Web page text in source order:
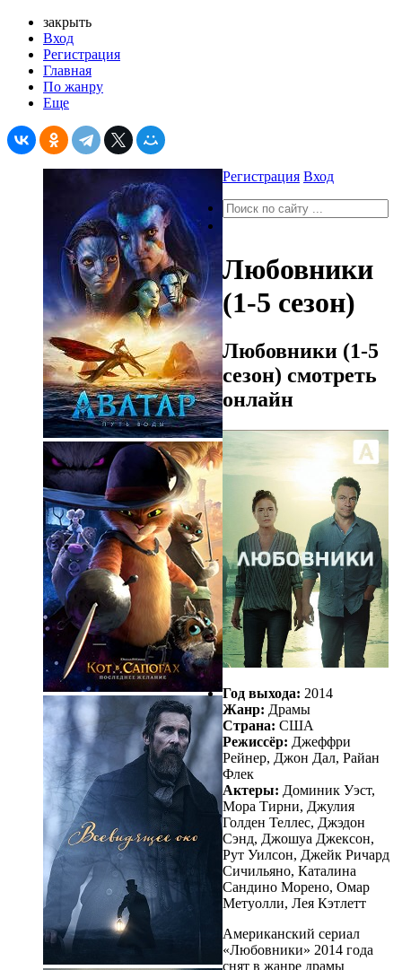
закрыть
Вход
Регистрация
Главная
По жанру
Еще
Регистрация Вход
Любовники
(1-5 сезон)
Любовники (1-5
сезон) смотреть
онлайн
Год выхода: 2014
Жанр: Драмы
Страна: США
Режиссёр: Джеффри
Рейнер, Джон Дал, Райан
Флек
Актеры: Доминик Уэст,
Мора Тирни, Джулия
Голден Теллес, Джэдон
Сэнд, Джошуа Джексон,
Рут Уилсон, Джейк Ричард
Сичильяно, Каталина
Сандино Морено, Омар
Метуолли, Лея Кэтлетт
Американский сериал
«Любовники» 2014 года
снят в жанре драмы